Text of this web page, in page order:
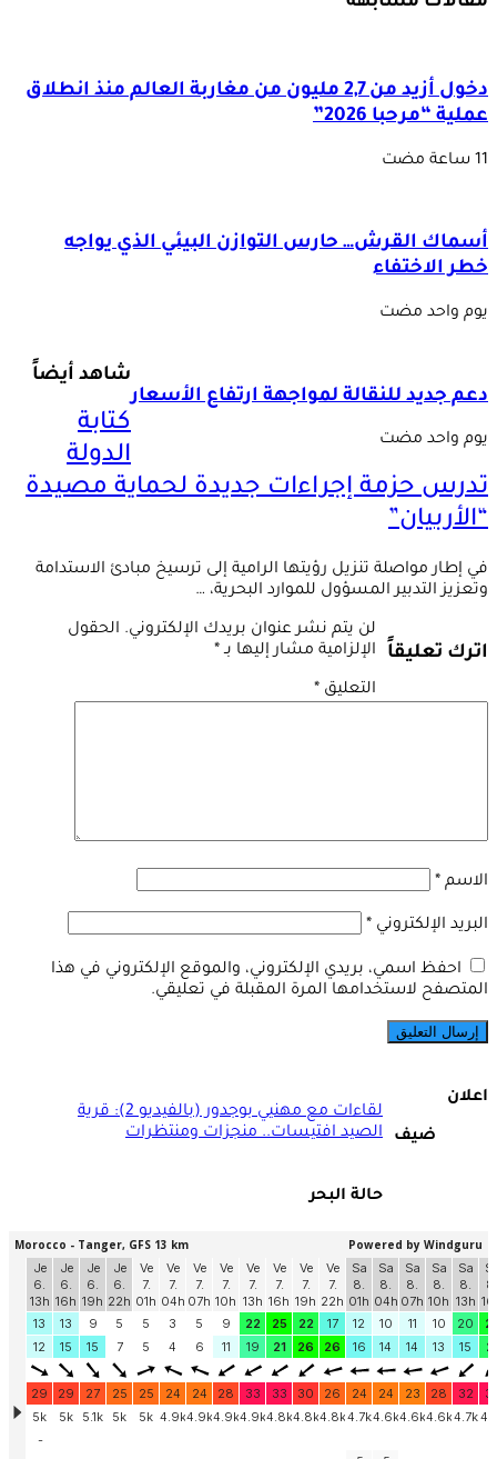
دخول أزيد من 2,7 مليون من مغاربة العالم منذ انطلاق
عملية “مرحبا 2026”
أسماك القرش… حارس التوازن البيئي الذي يواجه
خطر الاختفاء
‏يوم واحد مضت
دعم جديد للنقالة لمواجهة ارتفاع الأسعار
‏يوم واحد مضت
شاهد أيضاً
كتابة
الدولة
تدرس حزمة إجراءات جديدة لحماية مصيدة
“الأربيان”
في إطار مواصلة تنزيل رؤيتها الرامية إلى ترسيخ مبادئ الاستدامة
وتعزيز التدبير المسؤول للموارد البحرية، …
اترك تعليقاً
لن يتم نشر عنوان بريدك الإلكتروني. الحقول
الإلزامية مشار إليها بـ*
التعليق *
الاسم *
البريد الإلكتروني *
احفظ اسمي، بريدي الإلكتروني، والموقع الإلكتروني في هذا
المتصفح لاستخدامها المرة المقبلة في تعليقي.
اعلان
ضيف
لقاءات مع مهنيي بوجدور (بالفيديو 2): قرية
الصيد افتيسات.. منجزات ومنتظرات
حالة البحر